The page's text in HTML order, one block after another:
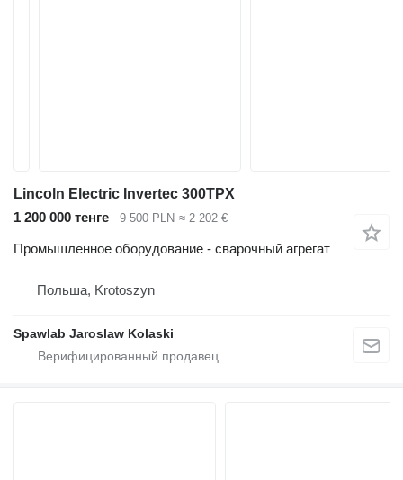
Lincoln Electric Invertec 300TPX
1 200 000 тенге
9 500 PLN ≈ 2 202 €
Промышленное оборудование - сварочный агрегат
Польша, Krotoszyn
Spawlab Jaroslaw Kolaski